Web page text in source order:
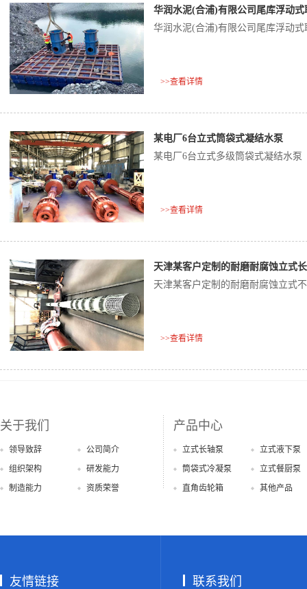
华润水泥(合浦)有限公司尾库浮动
华润水泥(合浦)有限公司尾库浮动
>>查看详情
某电厂6台立式筒袋式凝结水泵
某电厂6台立式多级筒袋式凝结水泵
>>查看详情
天津某客户定制的耐磨耐腐蚀立式
天津某客户定制的耐磨耐腐蚀立式
>>查看详情
关于我们
领导致辞
公司简介
组织架构
研发能力
制造能力
资质荣誉
产品中心
立式长轴泵
立式液下泵
筒袋式冷凝泵
立式餐厨泵
直角齿轮箱
其他产品
友情链接 联系我们